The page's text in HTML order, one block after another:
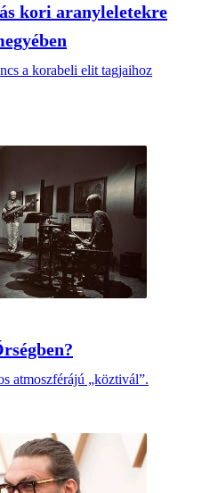
kori aranyleletekre
a korabeli elit tagjaihoz
atmoszférájú „köztivál”.